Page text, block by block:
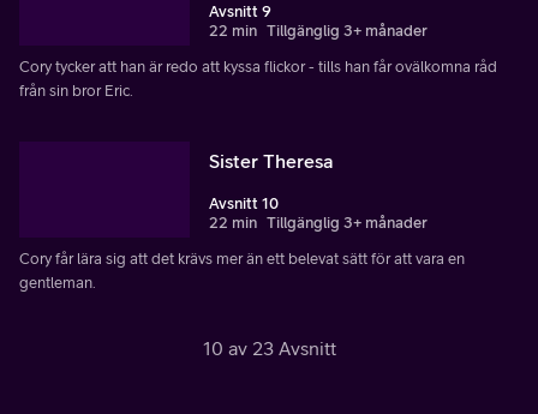
Avsnitt 9
22 min Tillgänglig 3+ månader
Cory tycker att han är redo att kyssa flickor - tills han får ovälkomna råd
från sin bror Eric.
Sister Theresa
Avsnitt 10
22 min Tillgänglig 3+ månader
Cory får lära sig att det krävs mer än ett belevat sätt för att vara en
gentleman.
10 av 23 Avsnitt